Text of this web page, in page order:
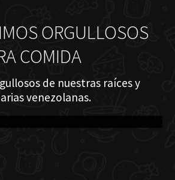
ORGULLOSOS
COMIDA
de nuestras raíces y
venezolanas.